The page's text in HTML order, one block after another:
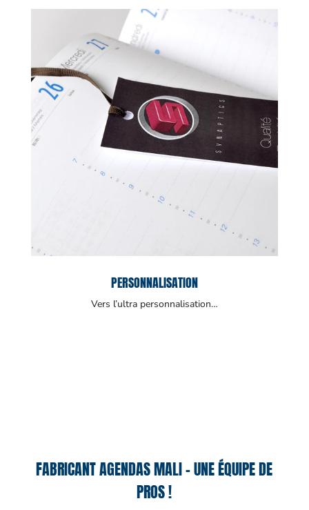
PERSONNALISATION
Vers l’ultra personnalisation…
FABRICANT AGENDAS MALI – UNE ÉQUIPE DE
PROS !